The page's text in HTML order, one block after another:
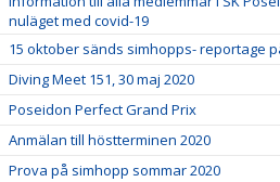
nuläget med covid-19
15 oktober sänds simhopps- reportage
Diving Meet 151, 30 maj 2020
Poseidon Perfect Grand Prix
Anmälan till höstterminen 2020
Prova på simhopp sommar 2020